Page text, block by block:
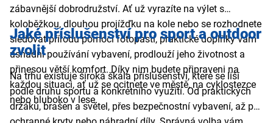
zábavnější dobrodružství. Ať už vyrazíte na výlet s
koloběžkou, dlouhou projížďku na kole nebo se rozhodnete
sledovat přírodu pomocí fotopasti, praktické doplňky vám
usnadní používání vybavení, prodlouží jeho životnost a
přinesou větší komfort. Díky nim budete připraveni na
každou situaci, ať už se ocitnete ve městě, na cyklostezce
nebo hluboko v lese.
Jaké příslušenství pro sport a outdoor
zvolit
Na trhu existuje široká škála příslušenství, které se liší
podle druhu sportu a konkrétního využití. Od praktických
držáků, brašen a světel, přes bezpečnostní vybavení, až po